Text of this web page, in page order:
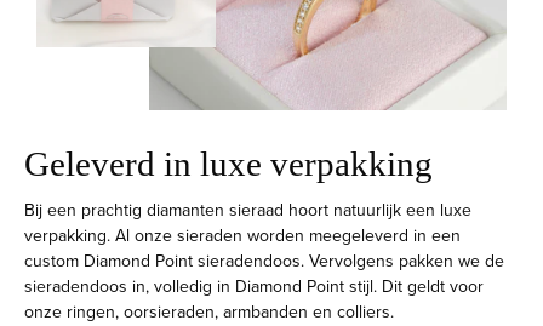
Geleverd in luxe verpakking
Bij een prachtig diamanten sieraad hoort natuurlijk een luxe
verpakking. Al onze sieraden worden meegeleverd in een
custom Diamond Point sieradendoos. Vervolgens pakken we de
sieradendoos in, volledig in Diamond Point stijl. Dit geldt voor
onze ringen, oorsieraden, armbanden en colliers.